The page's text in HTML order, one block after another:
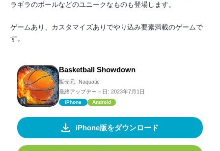
ラギラのボールなどのユニークなものも登場します。
ゲームあり、カスタマイズありでやり込み要素満載のゲームで
す。
Basketball Showdown
販売元: Naquatic
最終アップデート日: 2023年7月1日
iPhone Android
iPhone版をダウンロード